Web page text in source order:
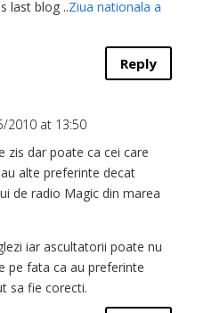
last blog ..Ziua nationala a
Reply
2010 at 13:50
zis dar poate ca cei care
alte preferinte decat
de radio Magic din marea
iar ascultatorii poate nu
pe fata ca au preferinte
sa fie corecti.